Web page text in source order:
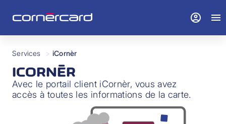
Services > iCornèr
ICORNÈR
Avec le portail client iCornèr, vous avez
accès à toutes les informations de la carte.
account_circle menu